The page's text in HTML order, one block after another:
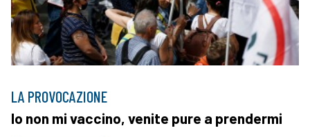
LA PROVOCAZIONE
Io non mi vaccino, venite pure a prendermi